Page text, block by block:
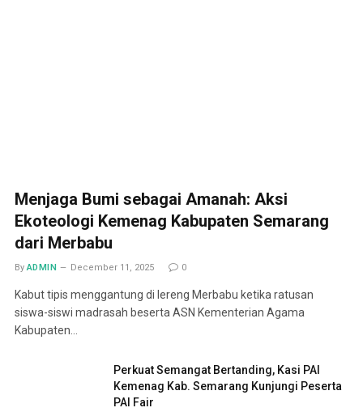
Menjaga Bumi sebagai Amanah: Aksi
Ekoteologi Kemenag Kabupaten Semarang
dari Merbabu
By ADMIN December 11, 2025 0
Kabut tipis menggantung di lereng Merbabu ketika ratusan
siswa-siswi madrasah beserta ASN Kementerian Agama
Kabupaten…
Perkuat Semangat Bertanding, Kasi PAI
Kemenag Kab. Semarang Kunjungi Peserta
PAI Fair